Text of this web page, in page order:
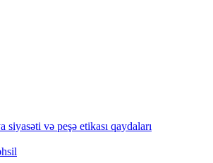
siyasəti və peşə etikası qaydaları